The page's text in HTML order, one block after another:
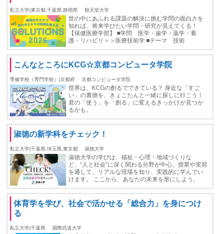
私立大学|東京都,千葉県,静岡県 順天堂大学
世の中にあふれる課題の解決に挑む学問の面白さを
知れば、将来学びたい学問・研究が見えてくる！
【保健医療学部】 ■学問 医学・歯学・薬学・看
護・リハビリ＞＞医療技術学 ■テーマ 技術
こんなところにKCG☆京都コンピュータ学院
専修学校（専門学校）|京都府 京都コンピュータ学院
世界は、KCGの創るでできている？ 身近な「すご
い」の裏側を、きょこたんと一緒に探しに行こう！
君の「使う」を「創る」に変えるきっかけが見つか
るかも。
淑徳の新学科をチェック！
私立大学|千葉県,埼玉県,東京都 淑徳大学
淑徳大学の学びは、福祉・心理・地域づくりな
ど、“人と社会”に深く関わる分野が中心。授業や実習
を通して、リアルな現場を知り、実践的に学んでい
けます。 ここから、あなたの未来を形にしよう。
体育学を学び、社会で活かせる「総合力」を身につけ
る
私立大学|千葉県 国際武道大学